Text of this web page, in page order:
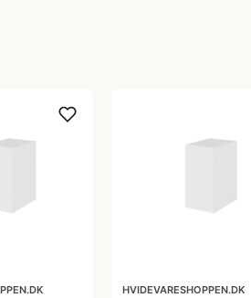
HVIDEVARESHOPPEN.DK